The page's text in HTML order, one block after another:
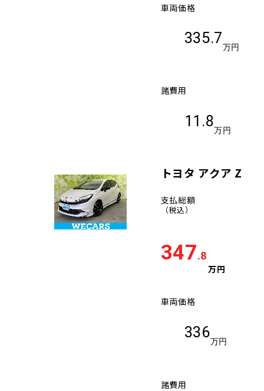
車両価格
335.7
万円
諸費用
11.8
万円
トヨタ アクア Z
支払総額
（税込）
347.8
万円
車両価格
336
万円
諸費用